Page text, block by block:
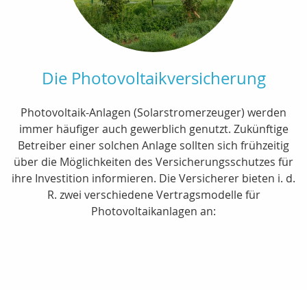
Die Photovoltaikversicherung
Photovoltaik-Anlagen (Solarstromerzeuger) werden
immer häufiger auch gewerblich genutzt. Zukünftige
Betreiber einer solchen Anlage sollten sich frühzeitig
über die Möglichkeiten des Versicherungsschutzes für
ihre Investition informieren. Die Versicherer bieten i. d.
R. zwei verschiedene Vertragsmodelle für
Photovoltaikanlagen an: